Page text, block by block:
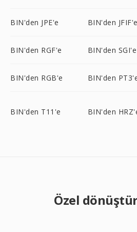
BIN'den JPE'e BIN'den JFIF'e
BIN'den RGF'e BIN'den SGI'e
BIN'den RGB'e BIN'den
BIN'den T11'e BIN'den
Özel